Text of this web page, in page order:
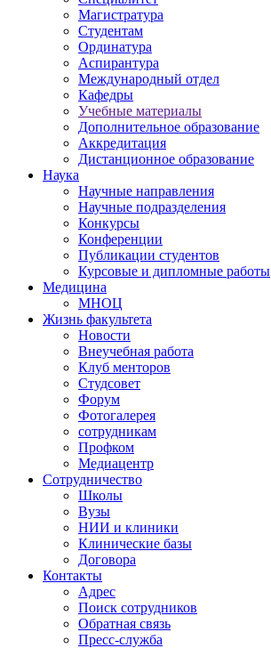
Магистратура
Студентам
Ординатура
Аспирантура
Международный отдел
Кафедры
Учебные материалы
Дополнительное образование
Аккредитация
Дистанционное образование
Наука
Научные направления
Научные подразделения
Конкурсы
Конференции
Публикации студентов
Курсовые и дипломные работы
Медицина
МНОЦ
Жизнь факультета
Новости
Внеучебная работа
Клуб менторов
Студсовет
Форум
Фотогалерея
сотрудникам
Профком
Медиацентр
Сотрудничество
Школы
Вузы
НИИ и клиники
Клинические базы
Договора
Контакты
Адрес
Поиск сотрудников
Обратная связь
Пресс-служба